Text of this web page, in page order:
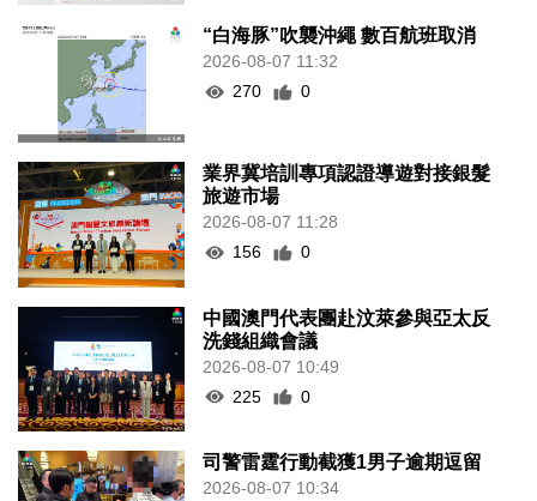
“白海豚”吹襲沖繩 數百航班取消
2026-08-07 11:32
270
0
業界冀培訓專項認證導遊對接銀髮
旅遊市場
2026-08-07 11:28
156
0
中國澳門代表團赴汶萊參與亞太反
洗錢組織會議
2026-08-07 10:49
225
0
司警雷霆行動截獲1男子逾期逗留
2026-08-07 10:34